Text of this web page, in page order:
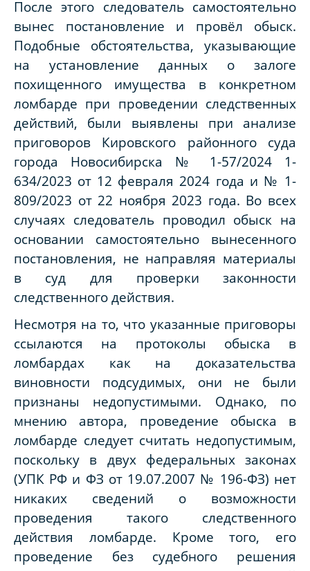
После этого следователь самостоятельно
вынес постановление и провёл обыск.
Подобные обстоятельства, указывающие
на установление данных о залоге
похищенного имущества в конкретном
ломбарде при проведении следственных
действий, были выявлены при анализе
приговоров Кировского районного суда
города Новосибирска № 1-57/2024 1-
634/2023 от 12 февраля 2024 года и № 1-
809/2023 от 22 ноября 2023 года. Во всех
случаях следователь проводил обыск на
основании самостоятельно вынесенного
постановления, не направляя материалы
в суд для проверки законности
следственного действия.
Несмотря на то, что указанные приговоры
ссылаются на протоколы обыска в
ломбардах как на доказательства
виновности подсудимых, они не были
признаны недопустимыми. Однако, по
мнению автора, проведение обыска в
ломбарде следует считать недопустимым,
поскольку в двух федеральных законах
(УПК РФ и ФЗ от 19.07.2007 № 196-ФЗ) нет
никаких сведений о возможности
проведения такого следственного
действия ломбарде. Кроме того, его
проведение без судебного решения